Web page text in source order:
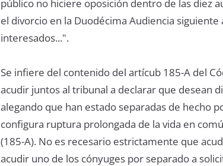
público no hiciere oposición dentro de las diez
el divorcio en la Duodécima Audiencia siguiente
interesados...".
Se infiere del contenido del artícub 185-A del
acudir juntos al tribunal a declarar que desean
alegando que han estado separadas de hecho
configura ruptura prolongada de la vida en
(185-A). No es recesario estrictamente que
acudir uno de los cónyuges por separado a